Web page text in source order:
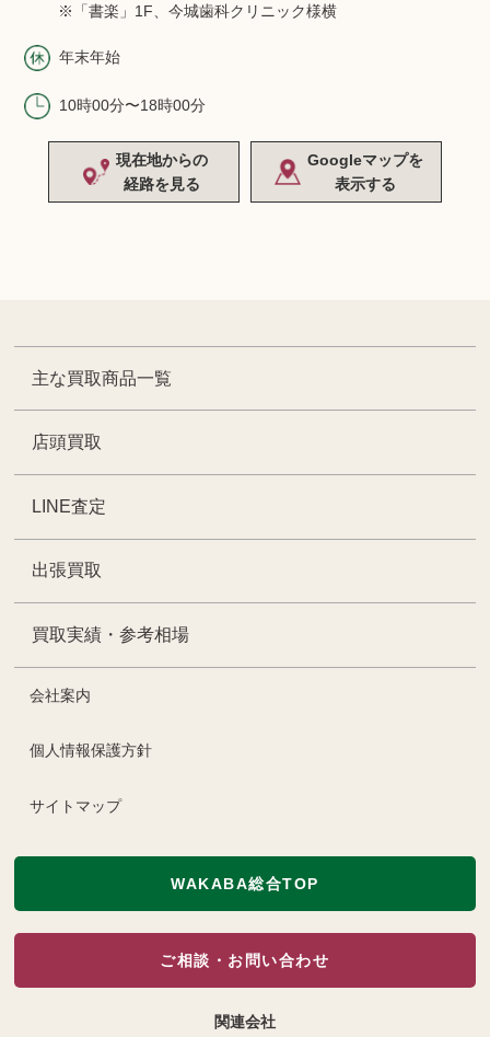
※「書楽」1F、今城歯科クリニック様横
年末年始
10時00分〜18時00分
現在地からの
経路を見る
Googleマップを
表示する
主な買取商品一覧
店頭買取
LINE査定
出張買取
買取実績・参考相場
会社案内
個人情報保護方針
サイトマップ
WAKABA総合TOP
ご相談・お問い合わせ
関連会社